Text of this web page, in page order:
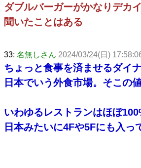
ダブルバーガーがかなりデカ
聞いたことはある
33: 名無しさん 2024/03/24(日)
ちょっと食事を済ませるダイ
日本でいう外食市場。そこの
いわゆるレストランはほぼ
日本みたいに4Fや5Fにも入っ